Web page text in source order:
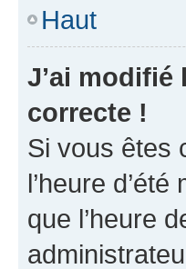
Haut
J’ai modifié
correcte !
Si vous êtes
l’heure
que l’heure